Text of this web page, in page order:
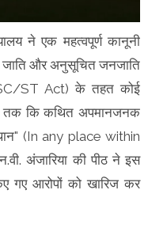
ने एक महत्वपूर्ण कानूनी
जाति और अनुसूचित जनजाति
(SC/ST Act) के तहत कोई
तक कि कथित अपमानजनक
(In any place within
अंजारिया की पीठ ने इस
गए आरोपों को खारिज कर